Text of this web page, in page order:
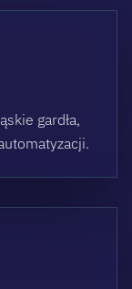
gardła,